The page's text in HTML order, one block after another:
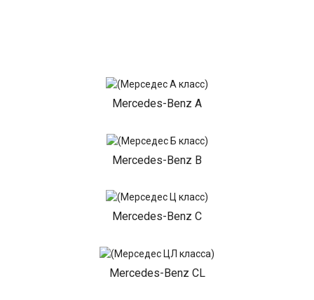
Mercedes-Benz A
Mercedes-Benz B
Mercedes-Benz C
Mercedes-Benz CL